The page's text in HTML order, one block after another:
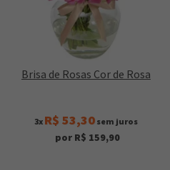
Brisa de Rosas Cor de Rosa
3x R$ 53,30sem juros
por R$ 159,90